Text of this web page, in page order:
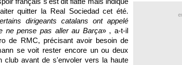
quitter la Real Sociedad cet été.
dirigeants catalans ont appelé
ne pense pas aller au Barça» , a-t-il
de RMC, précisant avoir besoin de
se voit rester encore un ou deux
club avant de s'envoler vers la haute